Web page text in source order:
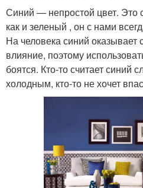
Синий — непростой цвет. Это
как и зеленый , он с нами
На человека синий оказывает
влияние, поэтому
боятся. Кто-то считает синий
холодным, кто-то не хочет